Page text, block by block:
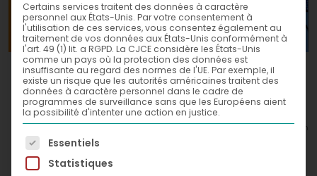
Flume,2016
Acrylic and spray paint on canvas
120 x 120 cm
Certains services traitent des données à caractère
personnel aux États-Unis. Par votre consentement à
l'utilisation de ces services, vous consentez également au
traitement de vos données aux États-Unis conformément à
l'art. 49 (1) lit. a RGPD. La CJCE considère les États-Unis
comme un pays où la protection des données est
insuffisante au regard des normes de l'UE. Par exemple, il
existe un risque que les autorités américaines traitent des
données à caractère personnel dans le cadre de
programmes de surveillance sans que les Européens aient
la possibilité d'intenter une action en justice.
La liste suivante énumère les groupes de services
Essentiels
Statistiques